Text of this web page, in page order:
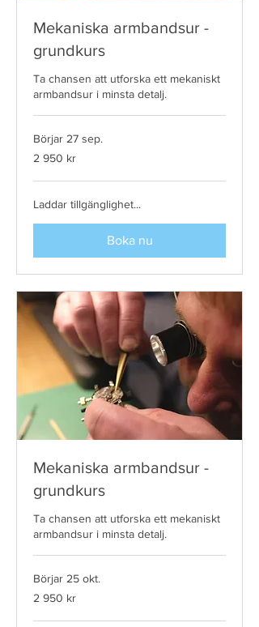
Mekaniska armbandsur -
grundkurs
Ta chansen att utforska ett mekaniskt
armbandsur i minsta detalj.
Börjar 27 sep.
2 950
svenska
2 950 kr
Laddar tillgänglighet...
Boka nu
Mekaniska armbandsur -
grundkurs
Ta chansen att utforska ett mekaniskt
armbandsur i minsta detalj.
Börjar 25 okt.
2 950
svenska
2 950 kr